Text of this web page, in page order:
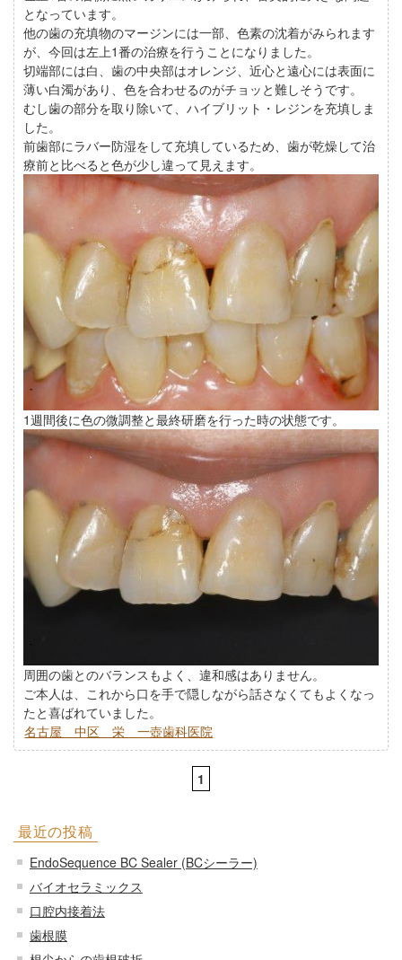
となっています。
他の歯の充填物のマージンには一部、色素の沈着がみられます
が、今回は左上1番の治療を行うことになりました。
切端部には白、歯の中央部はオレンジ、近心と遠心には表面に
薄い白濁があり、色を合わせるのがチョッと難しそうです。
むし歯の部分を取り除いて、ハイブリット・レジンを充填しま
した。
前歯部にラバー防湿をして充填しているため、歯が乾燥して治
療前と比べると色が少し違って見えます。
1週間後に色の微調整と最終研磨を行った時の状態です。
周囲の歯とのバランスもよく、違和感はありません。
ご本人は、これから口を手で隠しながら話さなくてもよくなっ
たと喜ばれていました。
名古屋 中区 栄 一壺歯科医院
1
最近の投稿
EndoSequence BC Sealer (BCシーラー)
バイオセラミックス
口腔内接着法
歯根膜